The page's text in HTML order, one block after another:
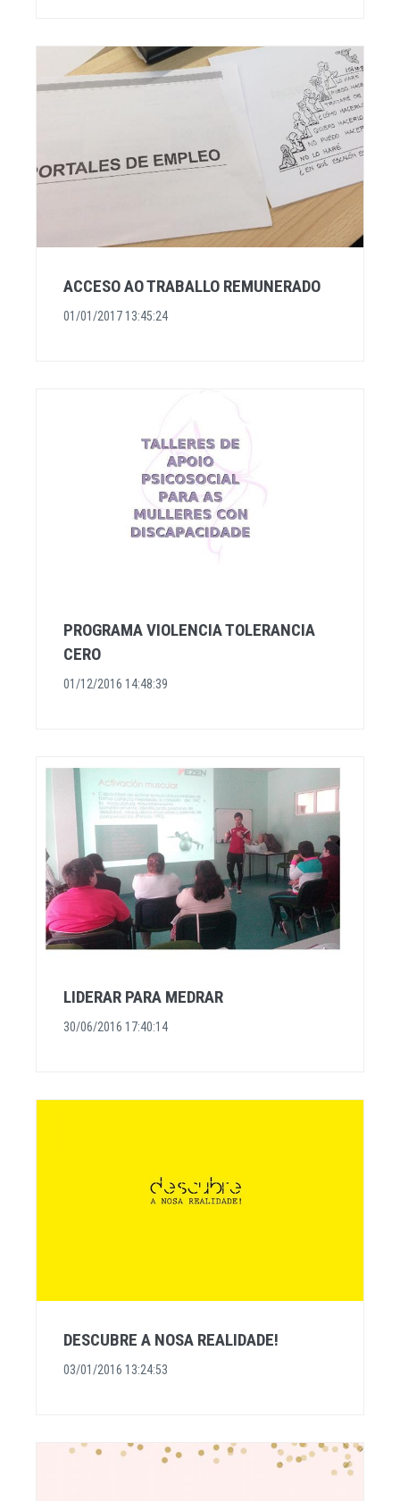
ACCESO AO TRABALLO REMUNERADO
01/01/2017 13:45:24
PROGRAMA VIOLENCIA TOLERANCIA
CERO
01/12/2016 14:48:39
LIDERAR PARA MEDRAR
30/06/2016 17:40:14
DESCUBRE A NOSA REALIDADE!
03/01/2016 13:24:53